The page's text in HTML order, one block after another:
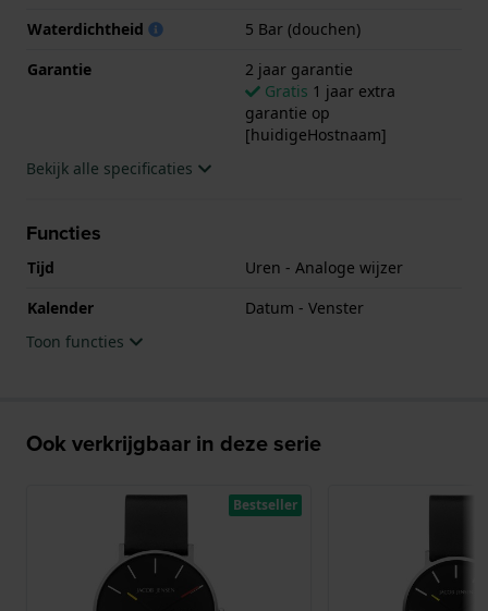
Waterdichtheid
5 Bar (douchen)
Garantie
2 jaar garantie
Gratis 1 jaar extra
garantie op
[huidigeHostnaam]
Bekijk alle specificaties
Functies
Tijd
Uren - Analoge wijzer
Kalender
Datum - Venster
Toon functies
Ook verkrijgbaar in deze serie
Bestseller